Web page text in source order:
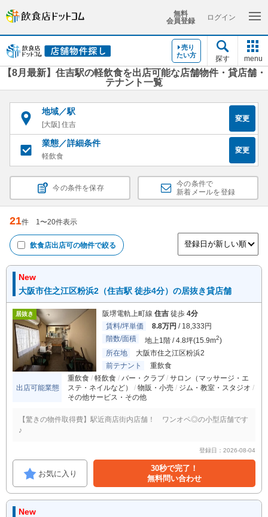
無料
会員登録
ログイン
売り
たい方
探す menu
【8月最新】住吉駅の軽飲食を出店可能な店舗物件・貸店舗・
テナント一覧
地域／駅
[大阪] 住吉
変更
業態／詳細条件
軽飲食
変更
今の条件を保存
今の条件で
新着メールを登録
21件 1〜20件表示
飲食店出店可の物件で絞る
New
大阪市住之江区粉浜2（住吉駅 徒歩4分）の居抜き貸店舗
居抜き 阪堺電軌上町線 住吉 徒歩 4分
賃料/坪単価
8.8万円 / 18,333円
階数/面積
地上1階 / 4.8坪(15.9m2)
所在地
大阪市住之江区粉浜2
前テナント
重飲食
出店可能業態
重飲食 軽飲食 バー・クラブ
サロン（マッサージ・エ
ステ・ネイルなど）
物販・小売
ジム・教室・スタジオ
その他サービス・その他
【驚きの物件取得費】駅近商店街内店舗！ ワンオペ◎の小型店舗です
♪
登録日：2026-08-04
お気に入り
30秒で完了！
無料問い合わせ
New